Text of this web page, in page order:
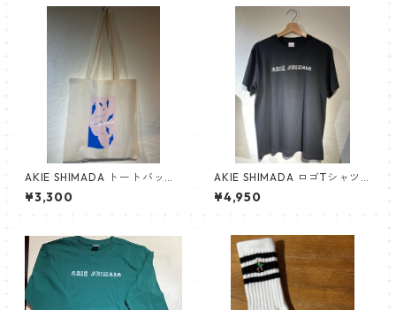
AKIE SHIMADA トートバッグ
（ナチュラル）
¥3,300
AKIE SHIMADA ロゴTシャツ
（黒）
¥4,950